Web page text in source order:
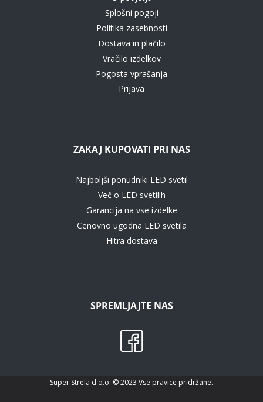
Splošni pogoji
Politika zasebnosti
Dostava in plačilo
Vračilo izdelkov
Pogosta vprašanja
Prijava
ZAKAJ KUPOVATI PRI NAS
Najboljši ponudniki LED svetil
Več o LED svetilih
Garancija na vse izdelke
Cenovno ugodna LED svetila
Hitra dostava
SPREMLJAJTE NAS
Super Strela d.o.o. © 2023 Vse pravice pridržane.